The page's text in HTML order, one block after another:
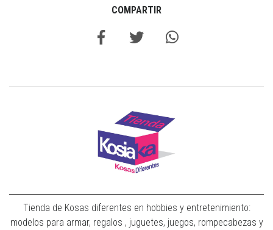
COMPARTIR
Tienda de Kosas diferentes en hobbies y entretenimiento:
modelos para armar, regalos , juguetes, juegos, rompecabezas y